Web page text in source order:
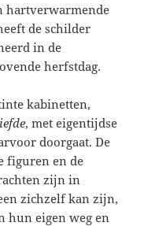
hartverwarmende
de schilder
in de
herfstdag.
kabinetten,
, met eigentijdse
doorgaat. De
figuren en de
zijn in
zichzelf kan zijn,
hun eigen weg en